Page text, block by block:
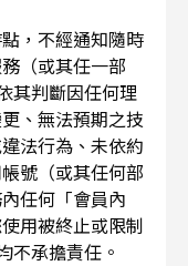
，不經通知隨時
（或其任一部
其判斷因任何理
、無法預期之技
法行為、未依約
號（或其任何部
任何「會員內
用被終止或限制
不承擔責任。